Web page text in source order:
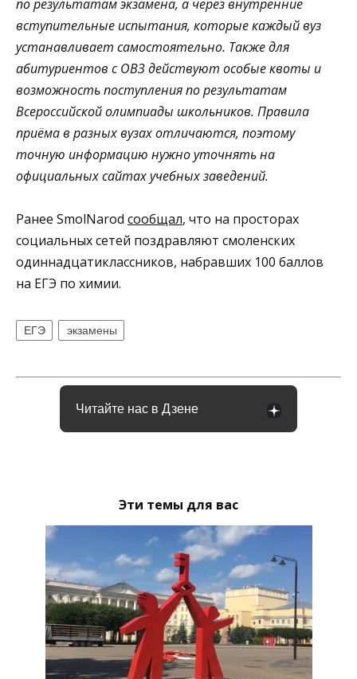
по результатам экзамена, а через внутренние
вступительные испытания, которые каждый вуз
устанавливает самостоятельно. Также для
абитуриентов с ОВЗ действуют особые квоты и
возможность поступления по результатам
Всероссийской олимпиады школьников. Правила
приёма в разных вузах отличаются, поэтому
точную информацию нужно уточнять на
официальных сайтах учебных заведений.
Ранее SmolNarod сообщал, что на просторах
социальных сетей поздравляют смоленских
одиннадцатиклассников, набравших 100 баллов
на ЕГЭ по химии.
ЕГЭ экзамены
Читайте нас в Дзене
Эти темы для вас